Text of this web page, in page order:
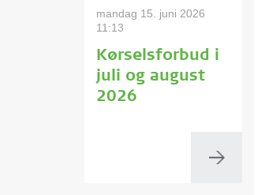
mandag 15. juni 2026
11:13
Kørselsforbud i
juli og august
2026